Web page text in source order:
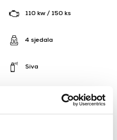
110 kw / 150 ks
4 sjedala
Siva